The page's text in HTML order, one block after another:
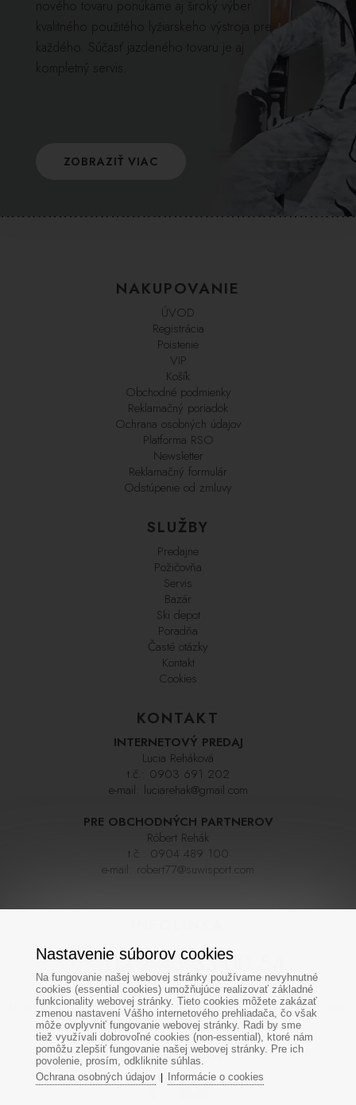
nového tovaru ponúkame aj široký výber
kvalitného použitého lyžiarskeho výstroja pre
každého. Súčasť jazdeného tovaru je aj
kompletný servis.
ZOBRAZIŤ VIAC
NAKUPOVANIE
ÚVOD
Registrácia
Poistenie
VIP
Košík
Obchodné podmienky
Reklamačný poriadok
Ochrana osobných údajov
Platforma RSO
Newsletter
Reklamačný formulár
Odstúpenie od zmluvy
SLUŽBY
Predajne
Požičovňa
Servis
Bazár
Ski depot
Poradňa
Časté otázky
Kontakt
Cookies
KONTAKT
INTERNETOVÝ PREDAJ
Lucia Reháková
t.č.: 0903 691 202
e-mail: luciarehak@gmail.com
PRE OBCHODNÝCH PARTNEROV
Róbert Rehák
t.č.: 0904 489 100
e-mail: robert77@suwisport.com
02 / 43 33 00 54
Ak sa nedovoláte na prvýkrát skúste zavolať neskôr,linka býva počas sezóny často
veľmi vyťažená. Ďakujeme za pochopenie
SOCIÁLNE SIETE
Nastavenie súborov cookies
Na fungovanie našej webovej stránky používame nevyhnutné
cookies (essential cookies) umožňujúce realizovať základné
funkcionality webovej stránky. Tieto cookies môžete zakázať
zmenou nastavení Vášho internetového prehliadača, čo však
môže ovplyvniť fungovanie webovej stránky. Radi by sme
tiež využívali dobrovoľné cookies (non-essential), ktoré nám
pomôžu zlepšiť fungovanie našej webovej stránky. Pre ich
povolenie, prosím, odkliknite súhlas.
Ochrana osobných údajov| Informácie o cookies